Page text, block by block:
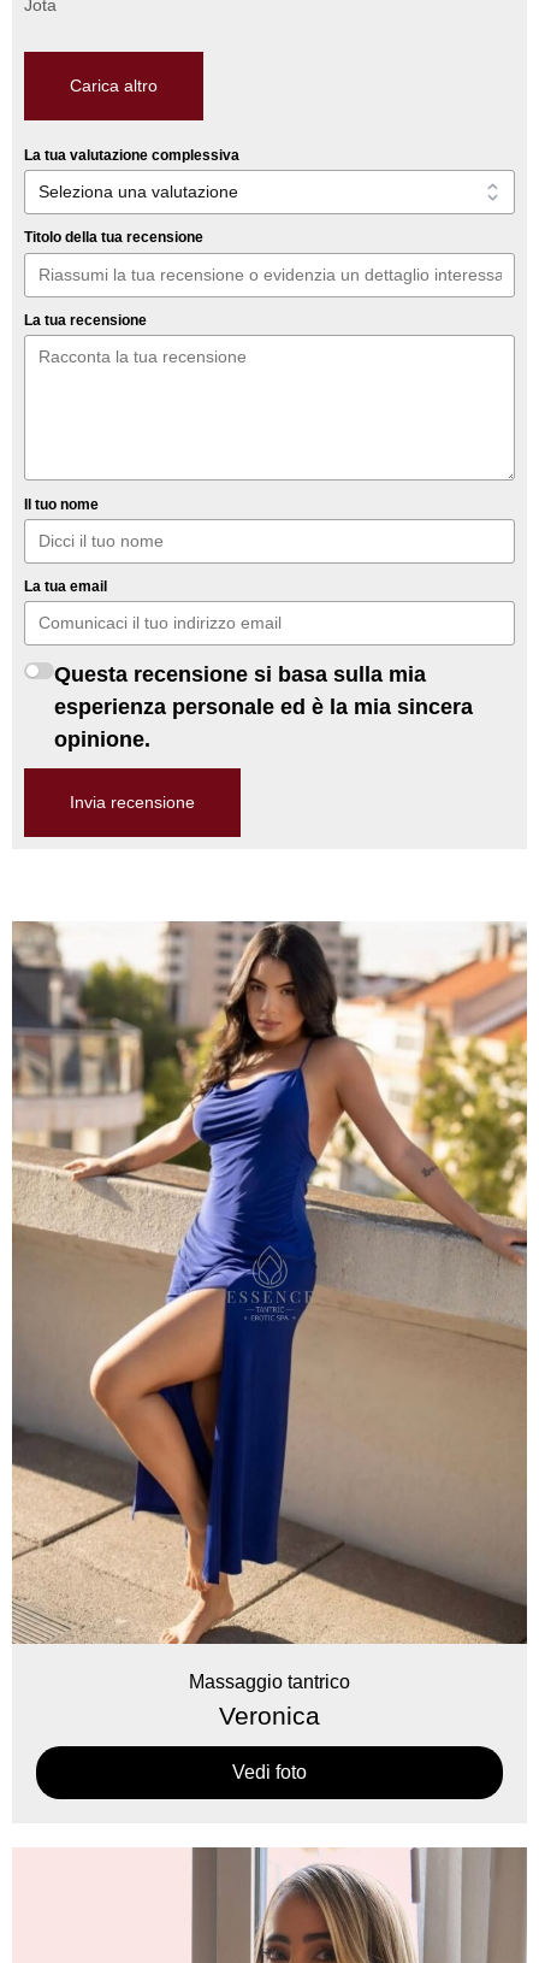
Jota
Carica altro
La tua valutazione complessiva
Titolo della tua recensione
La tua recensione
Il tuo nome
La tua email
Questa recensione si basa sulla mia
esperienza personale ed è la mia sincera
opinione.
Invia recensione
Massaggio tantrico
Veronica
Vedi foto